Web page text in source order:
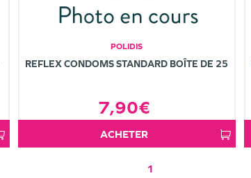
POLIDIS
REFLEX CONDOMS STANDARD BOÎTE DE 25
7,90€
ACHETER
1